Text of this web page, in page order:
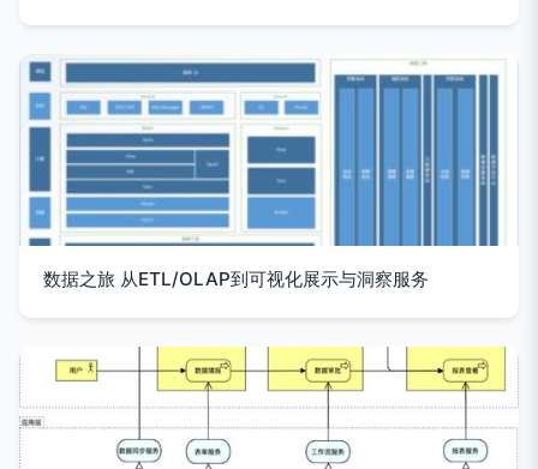
数据之旅 从ETL/OLAP到可视化展示与洞察服务